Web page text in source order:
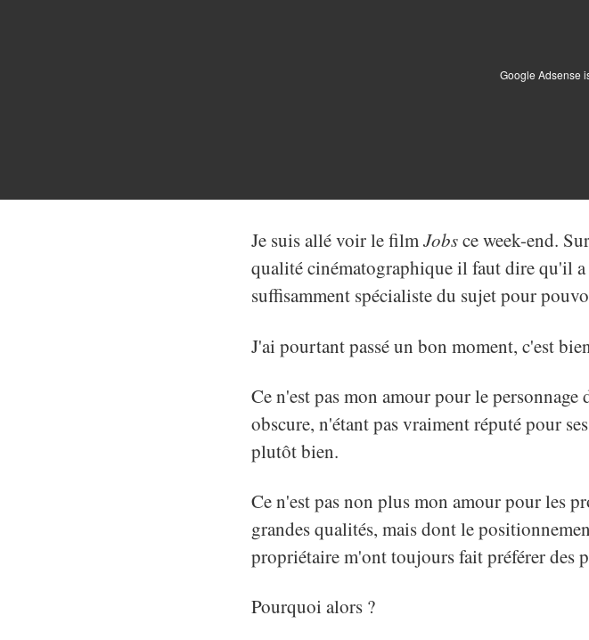
Google Adsense
Je suis allé voir le filmJobsce week-end.
qualité cinématographique il faut dire qu'il a
suffisamment spécialiste du sujet pour
J'ai pourtant passé un bon moment, c'est
Ce n'est pas mon amour pour le personnage
obscure, n'étant pas vraiment réputé pour
plutôt bien.
Ce n'est pas non plus mon amour pour les
grandes qualités, mais dont le
propriétaire m'ont toujours fait préférer des
Pourquoi alors ?